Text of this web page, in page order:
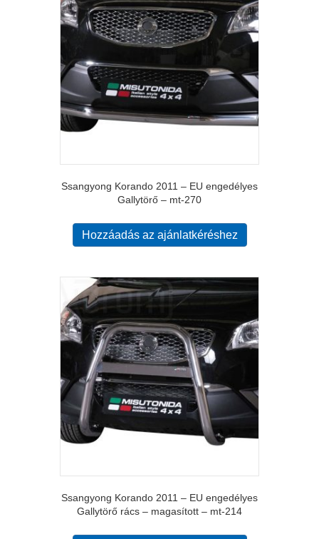
Ssangyong Korando 2011 – EU engedélyes
Gallytörő – mt-270
Hozzáadás az ajánlatkéréshez
Ssangyong Korando 2011 – EU engedélyes
Gallytörő rács – magasított – mt-214